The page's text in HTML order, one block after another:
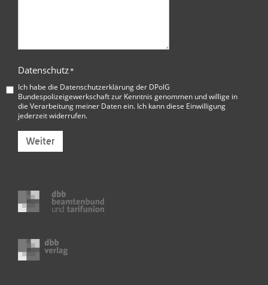
Datenschutz*
Ich habe die Datenschutzerklärung der DPolG
Bundespolizeigewerkschaftzur Kenntnis genommen und willige in
die Verarbeitung meiner Daten ein. Ich kann diese Einwilligung
jederzeit widerrufen.
Weiter